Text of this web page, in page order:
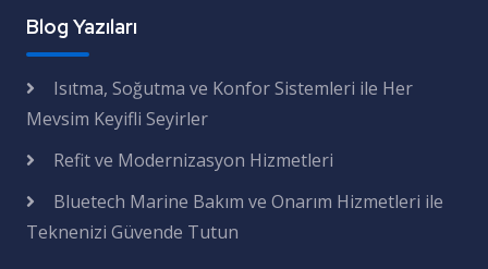
Blog Yazıları
Isıtma, Soğutma ve Konfor Sistemleri ile Her
Mevsim Keyifli Seyirler
Refit ve Modernizasyon Hizmetleri
Bluetech Marine Bakım ve Onarım Hizmetleri ile
Teknenizi Güvende Tutun